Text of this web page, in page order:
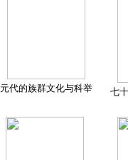
元代的族群文化与科举 七